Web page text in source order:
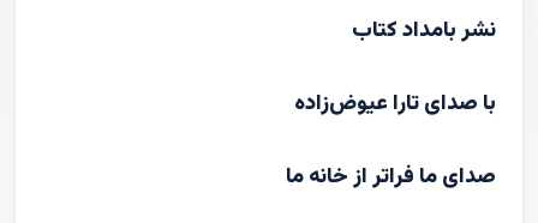
نشر بامداد کتاب
با صدای تارا عیوض‌زاده
صدای ما فراتر از خانه ما